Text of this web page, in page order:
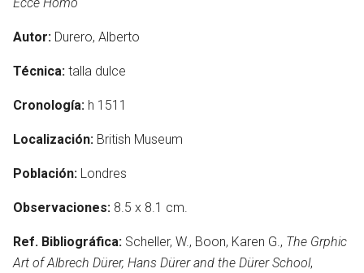
Autor: Durero, Alberto
Técnica: talla dulce
Cronología: h 1511
Localización: British Museum
Población: Londres
Observaciones: 8.5 x 8.1 cm.
Ref. Bibliográfica: Scheller, W., Boon, Karen G., The Grphic
Art of Albrech Dürer, Hans Dürer and the Dürer School,